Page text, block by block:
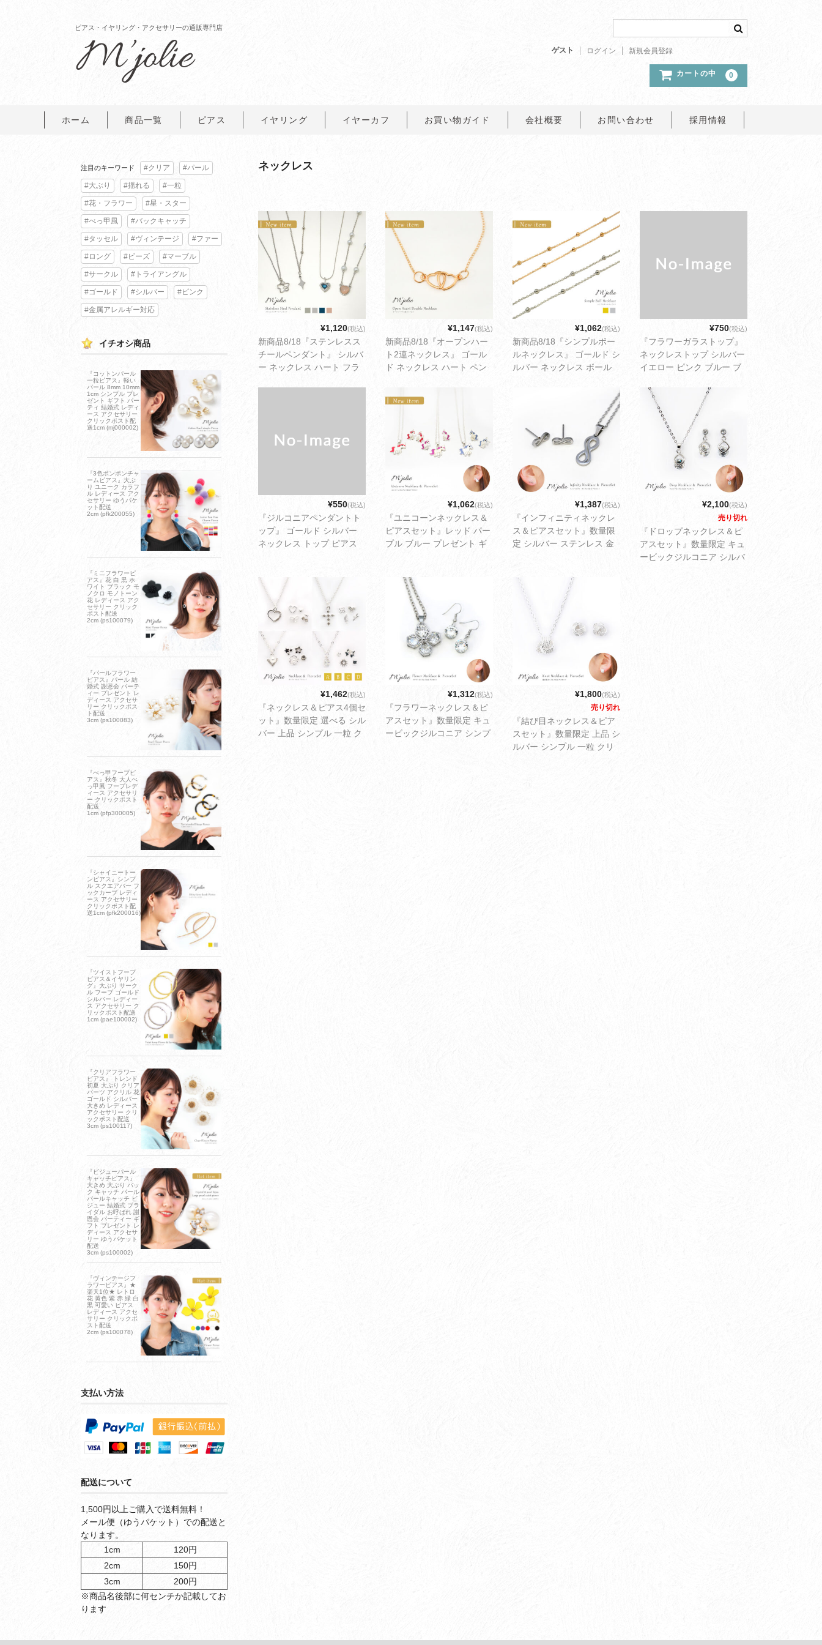
ピアス・イヤリング・アクセサリーの通販専門店
ゲスト ログイン 新規会員登録
カートの中 0
ホーム 商品一覧 ピアス イヤリング イヤーカフ お買い物ガイド 会社概要 お問い合わせ 採用情報
ネックレス
¥1,120(税込)
新商品8/18『ステンレスス
チールペンダント』 シルバ
ー ネックレス ハート フラ
¥1,147(税込)
新商品8/18『オープンハー
ト2連ネックレス』 ゴール
ド ネックレス ハート ペン
ゆうパケット配送1cm
¥1,062(税込)
新商品8/18『シンプルボー
ルネックレス』 ゴールド シ
ルバー ネックレス ボール
可愛い レディース アクセサ
リー ゆうパケット配送1cm
¥750(税込)
『フラワーガラストップ』
ネックレストップ シルバー
イエロー ピンク ブルー ブ
ー 花 ガラス玉 トップ 女性
シンプル 可愛い レディース
アクセサリー ゆうパケット
配送3cm
¥550(税込)
『ジルコニアペンダントト
ップ』 ゴールド シルバー
ネックレス トップ ピアス
リー ゆうパケット配送1cm
¥1,062(税込)
『ユニコーンネックレス＆
ピアスセット』レッド パー
プル ブルー プレゼント ギ
い レディース アクセサリー
ゆうパケット配送2cm
¥1,387(税込)
『インフィニティネックレ
ス＆ピアスセット』数量限
定 シルバー ステンレス 金
ギフト レディース アクセサ
リー ゆうパケット配送3cm
¥2,100(税込)
売り切れ
『ドロップネックレス＆ピ
アスセット』数量限定 キュ
ービックジルコニア シルバ
¥1,462(税込)
『ネックレス＆ピアス4個セ
ット』数量限定 選べる シル
バー 上品 シンプル 一粒 ク
¥1,312(税込)
『フラワーネックレス＆ピ
アスセット』数量限定 キュ
ービックジルコニア シンプ
¥1,800(税込)
売り切れ
『結び目ネックレス＆ピア
スセット』数量限定 上品 シ
ルバー シンプル 一粒 クリ
注目のキーワード #クリア #パール
#大ぶり #揺れる #一粒
#花・フラワー #星・スター
#べっ甲風 #バックキャッチ
#タッセル #ヴィンテージ #ファー
#ロング #ビーズ #マーブル
#サークル #トライアングル
#ゴールド #シルバー #ピンク
#金属アレルギー対応
イチオシ商品
『コットンパール
一粒ピアス』軽い
パール 8mm 10mm
1cm シンプル プレ
ゼント ギフト パー
ティ 結婚式 レディ
ース アクセサリー
クリックポスト配
送1cm (mj000002)
『3色ポンポンチャ
ームピアス』大ぶ
り ユニーク カラフ
ル レディース アク
セサリー ゆうパケ
ット配送
2cm (pfk200055)
『ミニフラワーピ
アス』花 白 黒 ホ
ワイト ブラック モ
ノクロ モノトーン
花 レディース アク
セサリー クリック
ポスト配送
2cm (ps100079)
『パールフラワー
ピアス』パール 結
婚式 謝恩会 パーテ
ィー プレゼント レ
ディース アクセサ
リー クリックポス
ト配送
3cm (ps100083)
『べっ甲フープピ
アス』秋冬 大人べ
っ甲風 フープレデ
ィース アクセサリ
ー クリックポスト
配送
1cm (pfp300005)
『シャイニートー
ンピアス』シンプ
ル スクエアバー フ
ックカーブ レディ
ース アクセサリー
クリックポスト配
送1cm (pfk200016)
『ツイストフープ
ピアス＆イヤリン
グ』大ぶり サーク
ル フープ ゴールド
シルバー レディー
ス アクセサリー ク
リックポスト配送
1cm (pae100002)
『クリアフラワー
ピアス』 トレンド
初夏 大ぶり クリア
パーツ アクリル 花
ゴールド シルバー
大きめ レディース
アクセサリー クリ
ックポスト配送
3cm (ps100117)
『ビジューパール
キャッチピアス』
大きめ 大ぶり バッ
ク キャッチ パール
パールキャッチ ビ
ジュー 結婚式 ブラ
イダル お呼ばれ 謝
恩会 パーティー ギ
フト プレゼント レ
ディース アクセサ
リー ゆうパケット
配送
3cm (ps100002)
『ヴィンテージフ
ラワーピアス』★
楽天1位★ レトロ
花 黄色 紫 赤 緑 白
黒 可愛い ピアス
レディース アクセ
サリー クリックポ
スト配送
2cm (ps100078)
支払い方法
配送について
1,500円以上ご購入で送料無料！
メール便（ゆうパケット）での配送と
なります。
1cm
120円
2cm
150円
3cm
200円
※商品名後部に何センチか記載してお
ります